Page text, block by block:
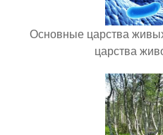
Основные царства
царства